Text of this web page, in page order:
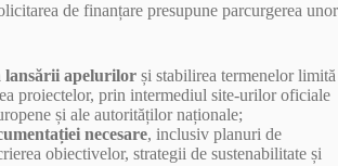
de finanțare presupune parcurgerea unor
lansării apelurilor și stabilirea termenelor limită
proiectelor, prin intermediul site-urilor oficiale
și ale autorităților naționale;
necesare, inclusiv planuri de
obiectivelor, strategii de sustenabilitate și